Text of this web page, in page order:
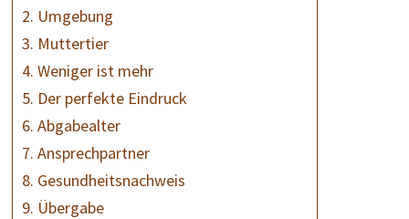
2. Umgebung
3. Muttertier
4. Weniger ist mehr
5. Der perfekte Eindruck
6. Abgabealter
7. Ansprechpartner
8. Gesundheitsnachweis
9. Übergabe